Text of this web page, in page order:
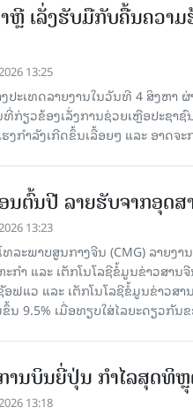
ຫຼີ ເລັ່ງຮັບມືກັບຄື້ນຄວາ
13:25
ປະເທດລາຍງານໃນວັນທີ 4 ສິງຫາ
ທີ່ກ່ຽວຂ້ອງເລັ່ງການຊ່ວຍເຫຼືອປະຊ
ກຳລັງເກີດຂຶ້ນເລື້ອຍໆ ແລະ ອາດຈະ
ນຕົ້ນປີ ລາຍຮັບຈາກອຸດ
13:23
ລະພາບສູນກາງຈີນ (CMG) ລາຍງ
ກຳ ແລະ ເຕັກໂນໂລຊີຂໍ້ມູນຂ່າວສາ
ຟແວ ແລະ ເຕັກໂນໂລຊີຂໍ້ມູນຂ່າວສ
ນ 9.5% ເມື່ອທຽບໃສ່ໄລຍະດຽວກັນ
ານບິນຍີ່ປຸ່ນ ກຳໄລສຸດທິ
13:18